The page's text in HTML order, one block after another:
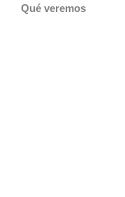
Qué veremos